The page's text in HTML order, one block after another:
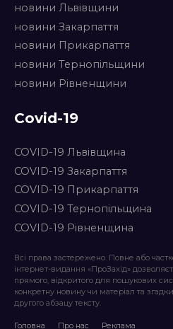
новини Львівщини
новини Закарпаття
новини Прикарпаття
новини Тернопільщини
новини Рівненщини
Covid-19
COVID-19 Львівщина
COVID-19 Закарпаття
COVID-19 Прикарпаття
COVID-19 Тернопільщина
COVID-19 Рівненщина
Всі права застережено. Повне або
інтернет-видання «ПроЗахід»
прямого, відкритого для пошукових
конкретну новину чи матеріал та
другого абзацу тексту.
Головна Про нас Реклама